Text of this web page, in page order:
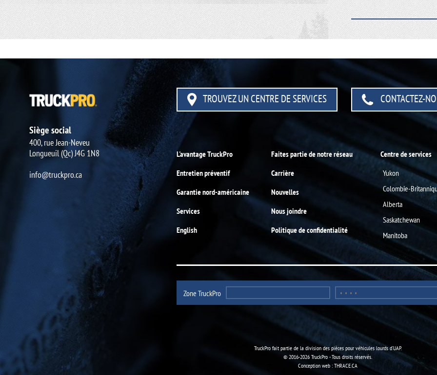
Siège social
400, rue Jean-Neveu
Longueuil (Qc) J4G 1N8
info@truckpro.ca
TROUVEZ UN CENTRE DE SERVICES CONTACTEZ-
L'avantage TruckPro
Entretien préventif
Garantie nord-américaine
Services
English
Faites partie de notre réseau
Carrière
Nouvelles
Nous joindre
Politique de confidentialité
Centre de services
Yukon
Colombie-
Alberta
Saskatchewan
Manitoba
Zone TruckPro
TruckPro fait partie de la division des pièces pour véhicules lourdsd’UAP.
© 2016-2026 TruckPro - Tous droits réservés.
Conception web : THRACE.CA